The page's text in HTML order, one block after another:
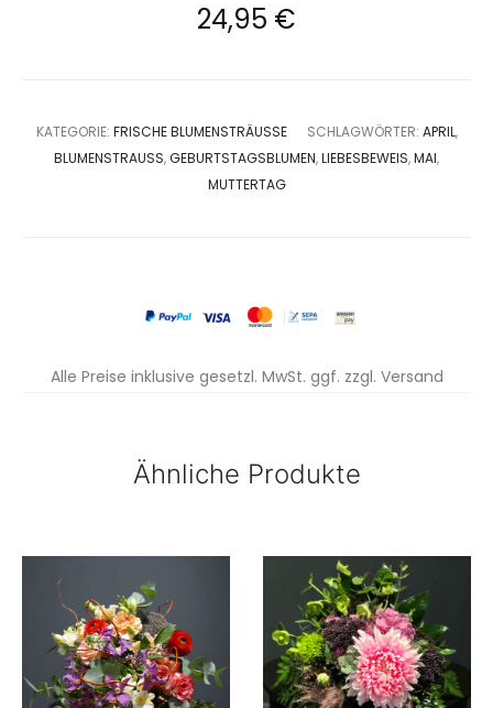
24,95 €
KATEGORIE: FRISCHE BLUMENSTRÄUSSE SCHLAGWÖRTER: APRIL,
BLUMENSTRAUSS ,GEBURTSTAGSBLUMEN,LIEBESBEWEIS,MAI,
MUTTERTAG
Alle Preise inklusive gesetzl. MwSt. ggf. zzgl. Versand
Ähnliche Produkte